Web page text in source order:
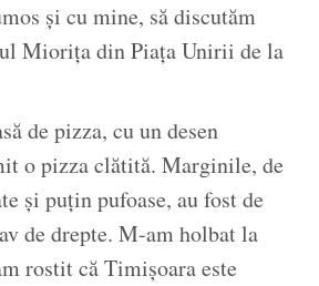
și cu mine, să discutăm
Miorița din Piața Unirii de la
de pizza, cu un desen
o pizza clătită. Marginile, de
și puțin pufoase, au fost de
de drepte. M-am holbat la
rostit că Timișoara este